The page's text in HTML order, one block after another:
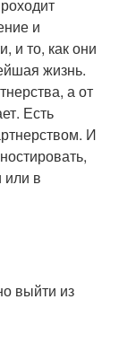
и
и то, как они
жизнь.
а от
Есть
И
или в
выйти из